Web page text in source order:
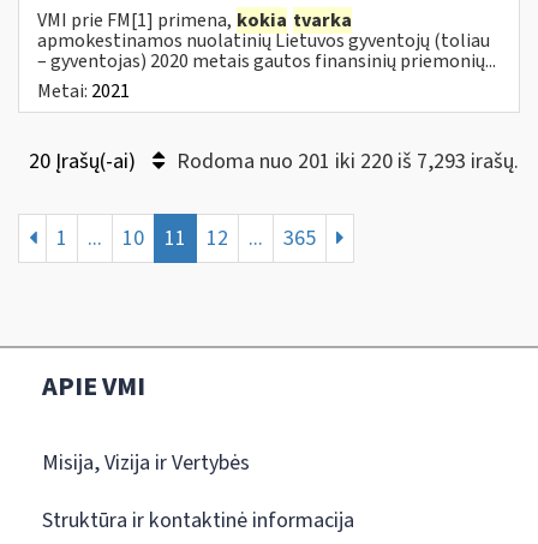
VMI prie FM[1] primena, kokia tvarka
apmokestinamos nuolatinių Lietuvos gyventojų (toliau
– gyventojas) 2020 metais gautos finansinių priemonių...
Metai: 2021
20 Įrašų(-ai) Rodoma nuo 201 iki 220 iš 7,293 irašų.
1 ... 10 11 12 ... 365
APIE VMI
Misija, Vizija ir Vertybės
Struktūra ir kontaktinė informacija